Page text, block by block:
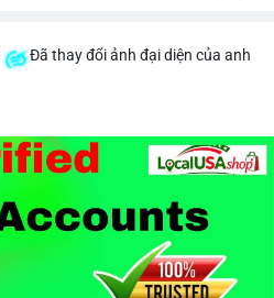
viện Mỹ mở giai đoạn đầu bình
để tiến tới tháng tới. IMF
cho phép Bybit truy xuất tài sản
cảnh báo exploit mới trên
đăng nhập Lightning Network,
XRP Ledger đề xuất sửa đổi bảo
trị giá 530 triệu USD.
Đã thay đổi ảnh đại diện của anh